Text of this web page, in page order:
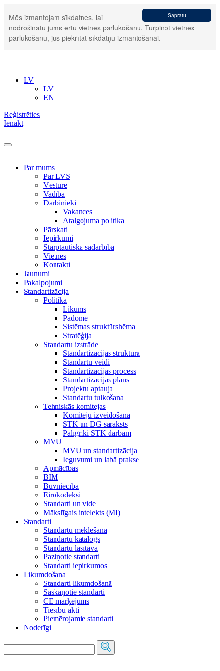
Sapratu
Mēs izmantojam sīkdatnes, lai
nodrošinātu jums ērtu vietnes pārlūkošanu. Turpinot vietnes
pārlūkošanu, jūs piekrītat sīkdatņu izmantošanai.
LV
LV
EN
Reģistrēties
Ienākt
Par mums
Par LVS
Vēsture
Vadība
Darbinieki
Vakances
Atalgojuma politika
Pārskati
Iepirkumi
Starptautiskā sadarbība
Vietnes
Kontakti
Jaunumi
Pakalpojumi
Standartizācija
Politika
Likums
Padome
Sistēmas struktūrshēma
Stratēģija
Standartu izstrāde
Standartizācijas struktūra
Standartu veidi
Standartizācijas process
Standartizācijas plāns
Projektu aptauja
Standartu tulkošana
Tehniskās komitejas
Komiteju izveidošana
STK un DG saraksts
Palīgrīki STK darbam
MVU
MVU un standartizācija
Ieguvumi un labā prakse
Apmācības
BIM
Būvniecība
Eirokodeksi
Standarti un vide
Mākslīgais intelekts (MI)
Standarti
Standartu meklēšana
Standartu katalogs
Standartu lasītava
Paziņotie standarti
Standarti iepirkumos
Likumdošana
Standarti likumdošanā
Saskaņotie standarti
CE marķējums
Tiesību akti
Piemērojamie standarti
Noderīgi